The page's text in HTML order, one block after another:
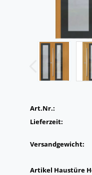
Art.Nr.:
Lieferzeit:
Versandgewicht:
Artikel Haustüre